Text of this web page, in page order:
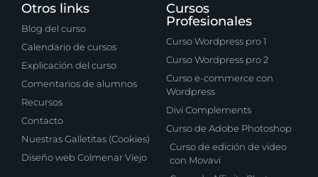
Otros links
Blog del curso
Calendario de cursos
Explicación del curso
Comentarios de alumnos
Recursos
Contacto
Nuestras Galletitas (Cookies)
Diseño web Colmenar Viejo
Cursos
Profesionales
Curso Wordpress pro 1
Curso Wordpress pro 2
Curso e-commerce con
Wordpress
Divi Complements
Curso de Adobe Photoshop
Curso de edición de video
con Movavi